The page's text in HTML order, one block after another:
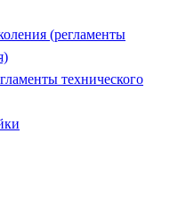
(регламенты
технического